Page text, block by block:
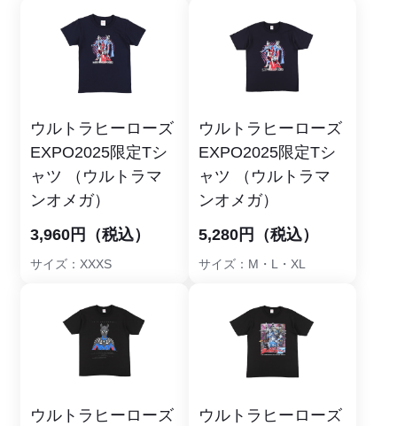
ウルトラヒーローズ
EXPO2025限定Tシ
ャツ （ウルトラマ
ンオメガ）
3,960円（税込）
サイズ：XXXS
ウルトラヒーローズ
EXPO2025限定Tシ
ャツ （ウルトラマ
ンオメガ）
5,280円（税込）
サイズ：M・L・XL
ウルトラヒーローズ
ウルトラヒーローズ